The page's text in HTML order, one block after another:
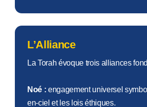
L’Alliance
La Torah évoque trois alliances
Noé : engagement universel
en-ciel et les lois éthiques.